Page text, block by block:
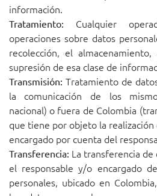
información.
Tratamiento: Cualquier
operaciones sobre datos
recolección, el
supresión de esa clase de
Transmisión: Tratamiento de
la comunicación de los
nacional) o fuera de Colombia
que tiene por objeto la
encargado por cuenta del
Transferencia: La transferencia
el responsable y/o encargado
personales, ubicado en